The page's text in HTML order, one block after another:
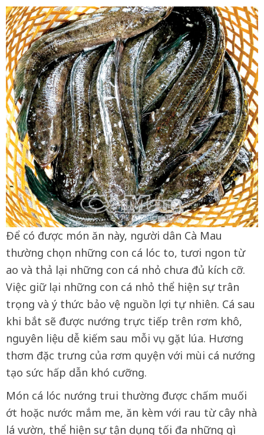
Ðể có được món ăn này, người dân Cà Mau
thường chọn những con cá lóc to, tươi ngon từ
ao và thả lại những con cá nhỏ chưa đủ kích cỡ.
Việc giữ lại những con cá nhỏ thể hiện sự trân
trọng và ý thức bảo vệ nguồn lợi tự nhiên. Cá sau
khi bắt sẽ được nướng trực tiếp trên rơm khô,
nguyên liệu dễ kiếm sau mỗi vụ gặt lúa. Hương
thơm đặc trưng của rơm quyện với mùi cá nướng
tạo sức hấp dẫn khó cưỡng.
Món cá lóc nướng trui thường được chấm muối
ớt hoặc nước mắm me, ăn kèm với rau từ cây nhà
lá vườn, thể hiện sự tận dụng tối đa những gì